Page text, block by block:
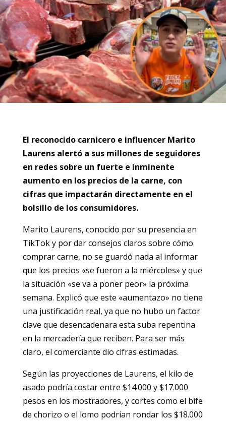
El reconocido carnicero e influencer Marito
Laurens alertó a sus millones de seguidores
en redes sobre un fuerte e inminente
aumento en los precios de la carne, con
cifras que impactarán directamente en el
bolsillo de los consumidores.
Marito Laurens, conocido por su presencia en
TikTok y por dar consejos claros sobre cómo
comprar carne, no se guardó nada al informar
que los precios «se fueron a la miércoles» y que
la situación «se va a poner peor» la próxima
semana. Explicó que este «aumentazo» no tiene
una justificación real, ya que no hubo un factor
clave que desencadenara esta suba repentina
en la mercadería que reciben. Para ser más
claro, el comerciante dio cifras estimadas.
Según las proyecciones de Laurens, el kilo de
asado podría costar entre $14.000 y $17.000
pesos en los mostradores, y cortes como el bife
de chorizo o el lomo podrían rondar los $18.000